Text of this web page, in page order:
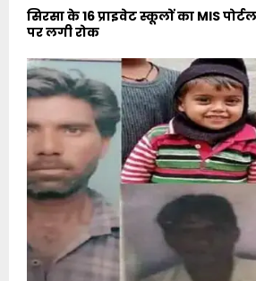
सिरसा के 16 प्राइवेट स्कूलों का MIS
पर लगी रोक